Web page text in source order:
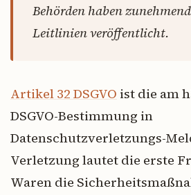
Behörden haben
Leitlinien veröffentlicht.
Artikel 32 DSGVO ist die am
DSGVO-Bestimmung in
Datenschutzverletzungs-
Verletzung lautet die erste
Waren die